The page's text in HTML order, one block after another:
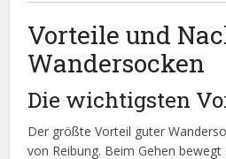
Vorteile und
Wandersocken
Die wichtigsten
Der größte Vorteil guter
von Reibung. Beim Gehen